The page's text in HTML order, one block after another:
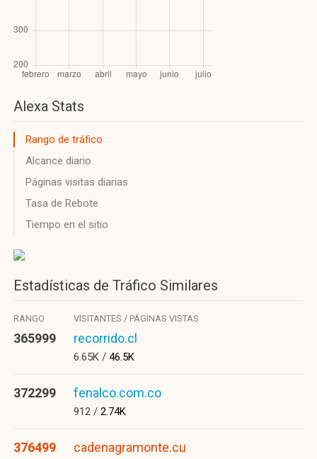
Alexa Stats
Rango de tráfico
Alcance diario
Páginas visitas diarias
Tasa de Rebote
Tiempo en el sitio
Estadísticas de Tráfico Similares
RANGO VISITANTES / PÁGINAS VISTAS
365999 recorrido.cl
6.65K / 46.5K
372299 fenalco.com.co
912 / 2.74K
376499 cadenagramonte.cu